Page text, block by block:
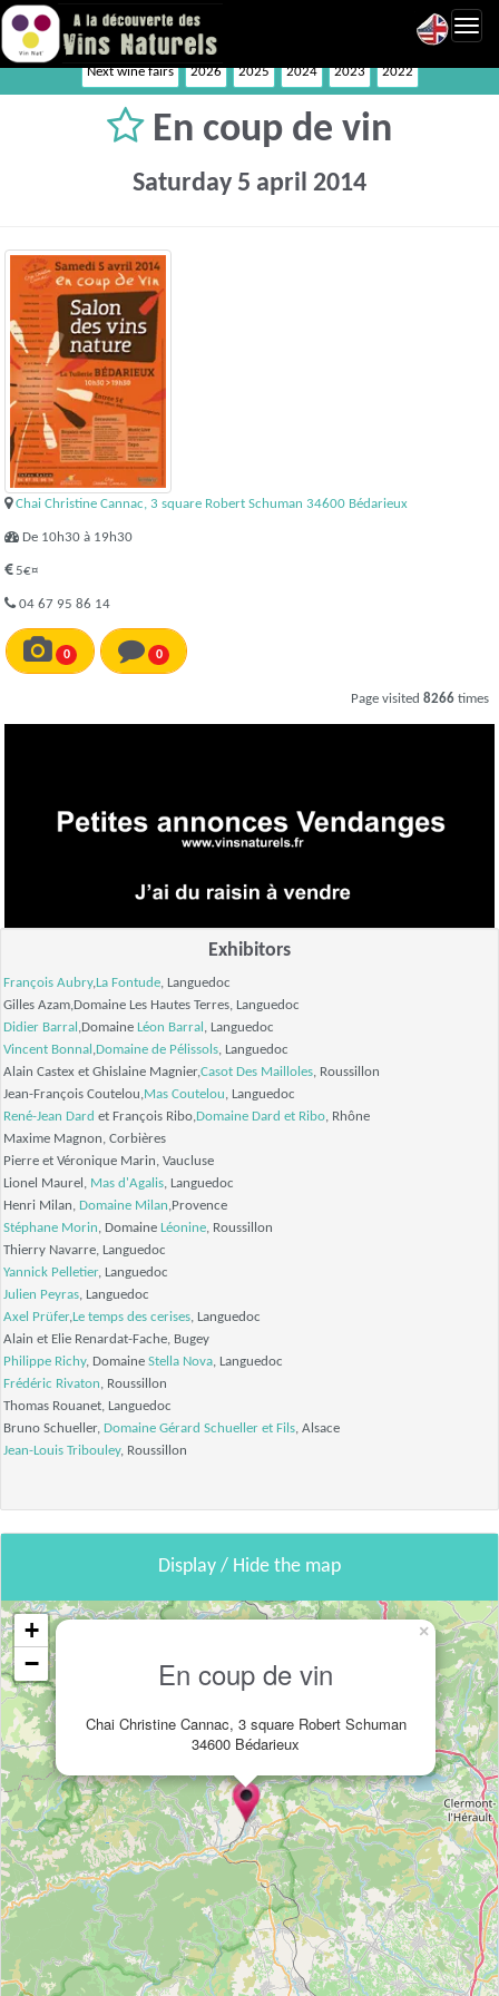
Next wine fairs 2026 2025 2024 2023 2022
En coup de vin
Saturday 5 april 2014
Chai Christine Cannac, 3 square Robert Schuman 34600 Bédarieux
De 10h30 à 19h30
5€¤
04 67 95 86 14
0 0
Page visited 8266 times
Exhibitors
François Aubry,La Fontude, Languedoc
Gilles Azam,Domaine Les Hautes Terres, Languedoc
Didier Barral ,Domaine Léon Barral , Languedoc
Vincent Bonnal ,Domaine de Pélissols, Languedoc
Alain Castex et Ghislaine Magnier,Casot Des Mailloles, Roussillon
Jean-François Coutelou,Mas Coutelou, Languedoc
René-Jean Dard et François Ribo,Domaine Dard et Ribo, Rhône
Maxime Magnon, Corbières
Pierre et Véronique Marin, Vaucluse
Lionel Maurel, Mas d'Agalis, Languedoc
Henri Milan, Domaine Milan,Provence
Stéphane Morin, Domaine Léonine, Roussillon
Thierry Navarre, Languedoc
Yannick Pelletier, Languedoc
Julien Peyras, Languedoc
Axel Prüfer,Le temps des cerises, Languedoc
Alain et Elie Renardat-Fache, Bugey
Philippe Richy, Domaine Stella Nova, Languedoc
Frédéric Rivaton, Roussillon
Thomas Rouanet, Languedoc
Bruno Schueller, Domaine Gérard Schueller et Fils, Alsace
Jean-Louis Tribouley, Roussillon
Display / Hide the map
En coup de vin
Chai Christine Cannac, 3 square Robert Schuman
34600 Bédarieux
×
+
−